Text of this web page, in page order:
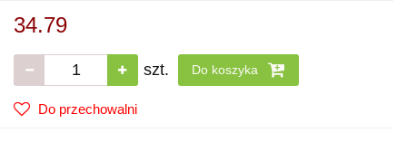
34.79
szt. Do koszyka
Do przechowalni